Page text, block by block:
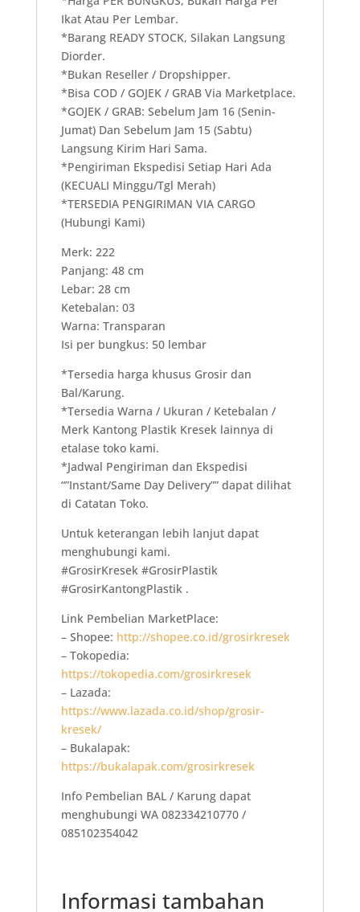
Ikat Atau Per Lembar.
*Barang READY STOCK, Silakan Langsung
Diorder.
*Bukan Reseller / Dropshipper.
*Bisa COD / GOJEK / GRAB Via Marketplace.
*GOJEK / GRAB: Sebelum Jam 16 (Senin-
Jumat) Dan Sebelum Jam 15 (Sabtu)
Langsung Kirim Hari Sama.
*Pengiriman Ekspedisi Setiap Hari Ada
(KECUALI Minggu/Tgl Merah)
*TERSEDIA PENGIRIMAN VIA CARGO
(Hubungi Kami)
Merk: 222
Panjang: 48 cm
Lebar: 28 cm
Ketebalan: 03
Warna: Transparan
Isi per bungkus: 50 lembar
*Tersedia harga khusus Grosir dan
Bal/Karung.
*Tersedia Warna / Ukuran / Ketebalan /
Merk Kantong Plastik Kresek lainnya di
etalase toko kami.
*Jadwal Pengiriman dan Ekspedisi
“”Instant/Same Day Delivery”” dapat dilihat
di Catatan Toko.
Untuk keterangan lebih lanjut dapat
menghubungi kami.
#GrosirKresek #GrosirPlastik
#GrosirKantongPlastik .
Link Pembelian MarketPlace:
– Shopee: http://shopee.co.id/grosirkresek
– Tokopedia:
https://tokopedia.com/grosirkresek
– Lazada:
https://www.lazada.co.id/shop/grosir-
kresek/
– Bukalapak:
https://bukalapak.com/grosirkresek
Info Pembelian BAL / Karung dapat
menghubungi WA 082334210770 /
085102354042
Informasi tambahan